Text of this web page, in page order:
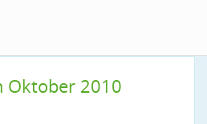
Oktober 2010